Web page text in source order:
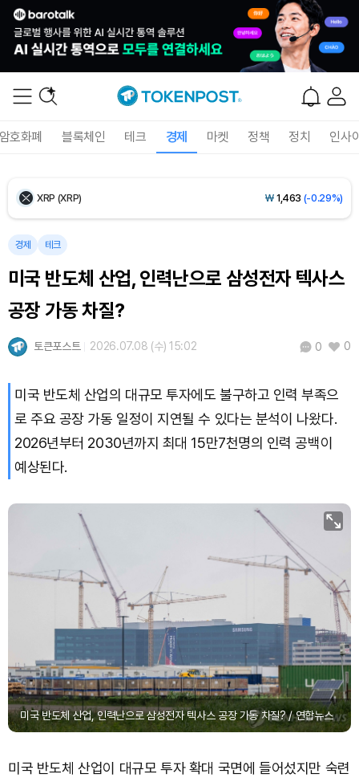
호화폐 블록체인 테크 경제 마켓 정책 정치 인사
Ethereum (ETH) ₩2,708,073(+0.17%)
XRP (XRP) ₩ 1,463 (-0.29%)
Solana (SOL)
TRON (TRX) ₩464.4(+0.44%)
Hyperliquid (HYPE)
Bitcoin (BTC) ₩91,768,318(+0.27%)
경제 테크
미국 반도체 산업, 인력난으로 삼성전자 텍사스
공장 가동 차질?
토큰포스트 2026.07.08 (수) 15:02 0 0
미국 반도체 산업의 대규모 투자에도 불구하고 인력 부족으
로 주요 공장 가동 일정이 지연될 수 있다는 분석이 나왔다.
2026년부터 2030년까지 최대 15만7천명의 인력 공백이
예상된다.
미국 반도체 산업, 인력난으로 삼성전자 텍사스 공장 가동 차질? / 연합뉴스
미국 반도체 산업이 대규모 투자 확대 국면에 들어섰지만 숙련